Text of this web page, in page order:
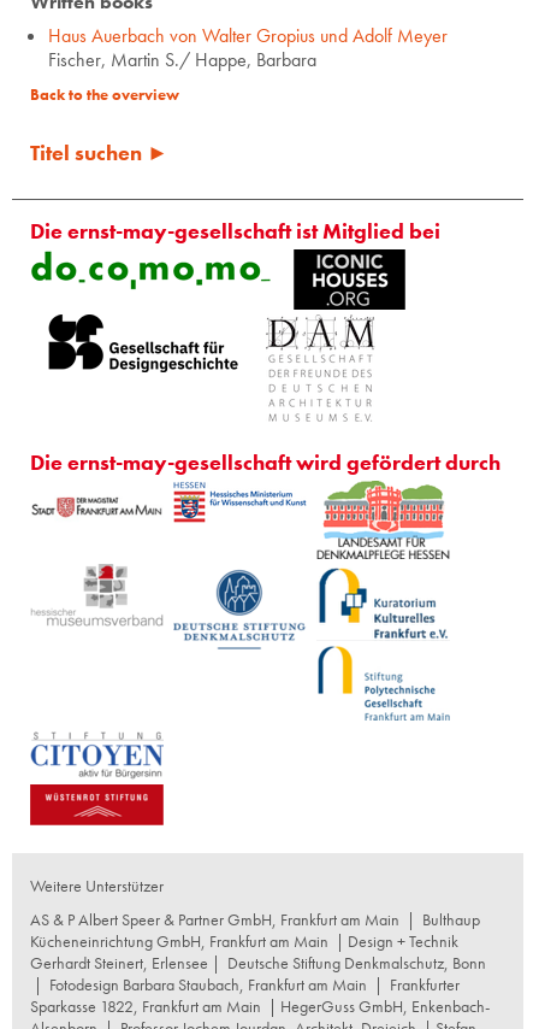
Haus Auerbach von Walter Gropius und Adolf Meyer
Fischer, Martin S./ Happe, Barbara
Back to the overview
Titel suchen ►
Die ernst-may-gesellschaft ist Mitglied bei
Die ernst-may-gesellschaft wird gefördert durch
Weitere Unterstützer
AS & P Albert Speer & Partner GmbH, Frankfurt am Main | Bulthaup
Kücheneinrichtung GmbH, Frankfurt am Main | Design + Technik
Gerhardt Steinert, Erlensee | Deutsche Stiftung Denkmalschutz, Bonn
| Fotodesign Barbara Staubach, Frankfurt am Main | Frankfurter
Sparkasse 1822, Frankfurt am Main | HegerGuss GmbH, Enkenbach-